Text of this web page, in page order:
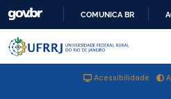
COMUNICA BR
Pular barra institucional
Barra
Acessibilidade